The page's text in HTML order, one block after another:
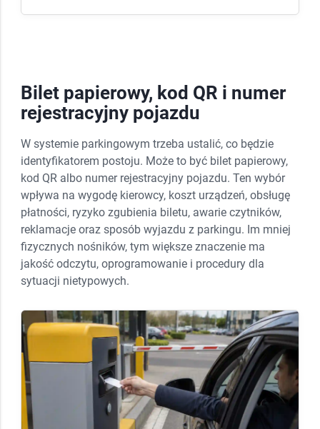
Bilet papierowy, kod QR i numer
rejestracyjny pojazdu
W systemie parkingowym trzeba ustalić, co będzie
identyfikatorem postoju. Może to być bilet papierowy,
kod QR albo numer rejestracyjny pojazdu. Ten wybór
wpływa na wygodę kierowcy, koszt urządzeń, obsługę
płatności, ryzyko zgubienia biletu, awarie czytników,
reklamacje oraz sposób wyjazdu z parkingu. Im mniej
fizycznych nośników, tym większe znaczenie ma
jakość odczytu, oprogramowanie i procedury dla
sytuacji nietypowych.